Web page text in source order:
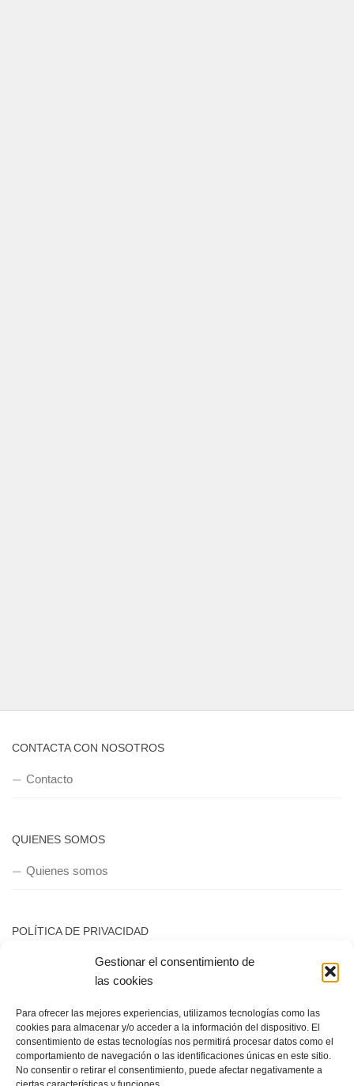
Gestionar el consentimiento de
las cookies
Para ofrecer las mejores experiencias, utilizamos tecnologías como las
cookies para almacenar y/o acceder a la información del dispositivo. El
consentimiento de estas tecnologías nos permitirá procesar datos como el
comportamiento de navegación o las identificaciones únicas en este sitio.
No consentir o retirar el consentimiento, puede afectar negativamente a
CONTACTA CON NOSOTROS
Contacto
QUIENES SOMOS
Quienes somos
POLÍTICA DE PRIVACIDAD
Política de privacidad